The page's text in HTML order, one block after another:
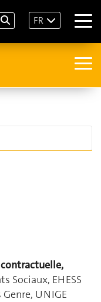
FR
Sociaux, EHESS
UNIGE